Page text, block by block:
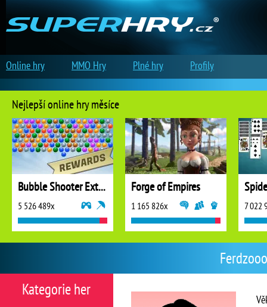
Kategorie her
Nejlepší online hry měsíce
Bubble Shooter Extreme
5 526 489x
Forge of Empires
1 165 826x 7 022
Online hry MMO Hry Plné hry Profily